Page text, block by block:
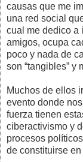
causas que me
una red social
cual me dedico a
amigos, ocupa
poco y nada de
son “tangibles” y
Muchos de ellos
evento donde
fuerza tienen
ciberactivismo y
procesos
de constituirse en